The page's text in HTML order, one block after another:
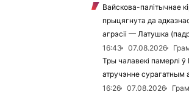
Вайскова-палітычнае
прыцягнута да
агрэсіі — Латушка
16:43
07.08.2026
Тры чалавекі памерлі
атручэнне сурагатным
16:26
07.08.2026